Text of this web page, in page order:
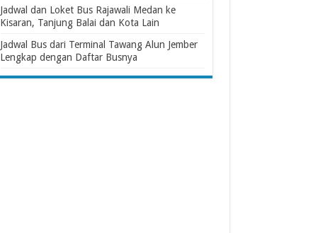
Jadwal dan Loket Bus Rajawali Medan ke
Kisaran, Tanjung Balai dan Kota Lain
Jadwal Bus dari Terminal Tawang Alun Jember
Lengkap dengan Daftar Busnya